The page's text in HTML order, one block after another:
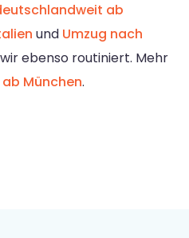
ab
und Umzug nach
ebenso routiniert. Mehr
München.